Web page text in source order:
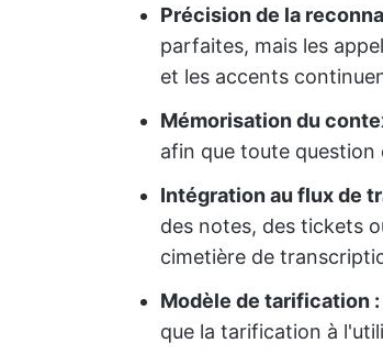
Précision de la
parfaites, mais les
et les accents
Mémorisation du
afin que toute question
Intégration au flux de
des notes, des tickets
cimetière de
Modèle de tarification :
que la tarification à